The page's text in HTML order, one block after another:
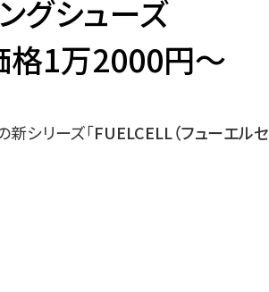
グシューズ
格1万2000円〜
新シリーズ「FUELCELL（フューエルセ